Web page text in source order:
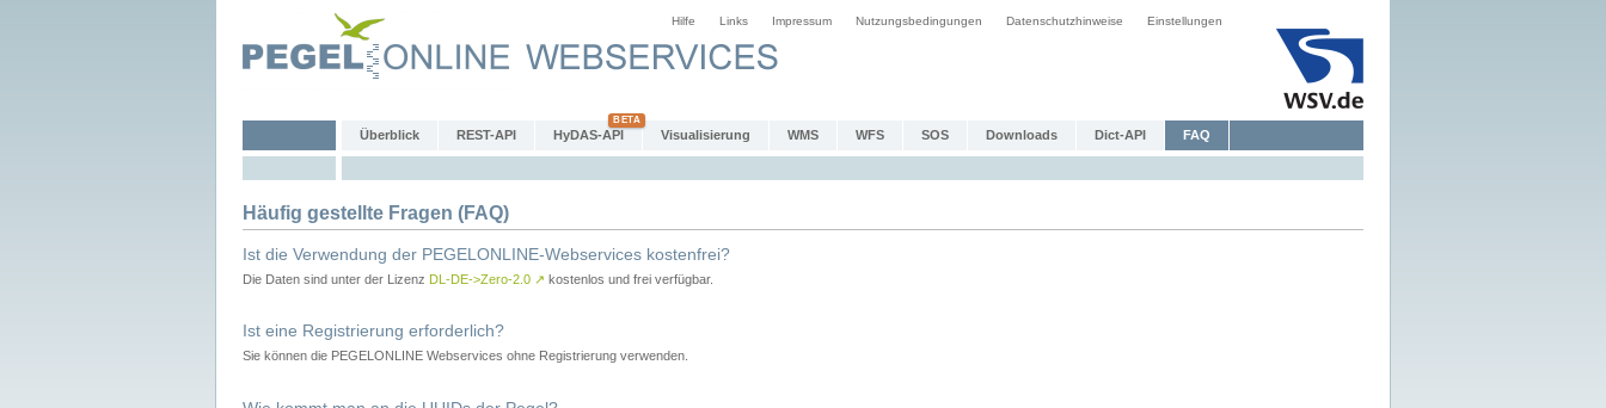
Hilfe Links Impressum Nutzungsbedingungen Datenschutzhinweise Einstellungen
Überblick REST-API HyDAS-API Visualisierung WMS WFS SOS Downloads Dict-API FAQ
Häufig gestellte Fragen (FAQ)
Ist die Verwendung der PEGELONLINE-Webservices kostenfrei?
Die Daten sind unter der Lizenz DL-DE->Zero-2.0 ↗ kostenlos und frei verfügbar.
Ist eine Registrierung erforderlich?
Sie können die PEGELONLINE Webservices ohne Registrierung verwenden.